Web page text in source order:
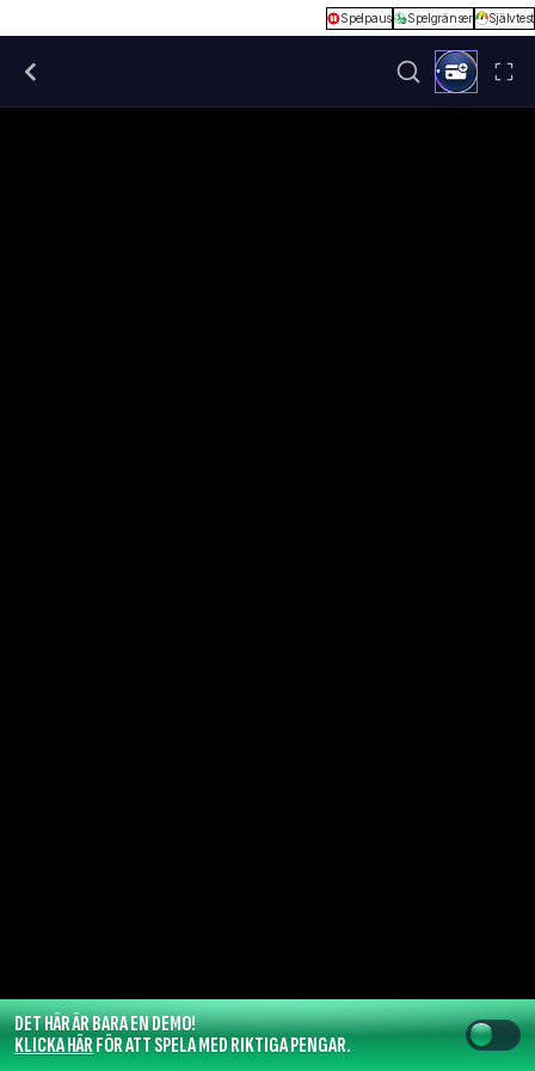
Spelpaus Spelgränser Självtest
DET HÄR ÄR BARA EN DEMO!
KLICKA HÄRFÖR ATT SPELA MED RIKTIGA PENGAR.